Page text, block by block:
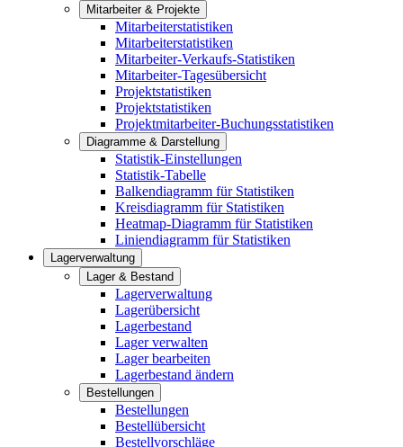
Mitarbeiter & Projekte
Mitarbeiterstatistiken
Mitarbeiterstatistiken
Mitarbeiter-Verkaufs-Statistiken
Mitarbeiter-Tagesübersicht
Projektstatistiken
Projektstatistiken
Projektmitarbeiter-Buchungsstatistiken
Diagramme & Darstellung
Statistik-Einstellungen
Statistik-Tabelle
Balkendiagramm für Statistiken
Kreisdiagramm für Statistiken
Heatmap-Diagramm für Statistiken
Liniendiagramm für Statistiken
Lagerverwaltung
Lager & Bestand
Lagerverwaltung
Lagerübersicht
Lagerbestand
Lager verwalten
Lager bearbeiten
Lagerbestand ändern
Bestellungen
Bestellungen
Bestellübersicht
Bestellvorschläge